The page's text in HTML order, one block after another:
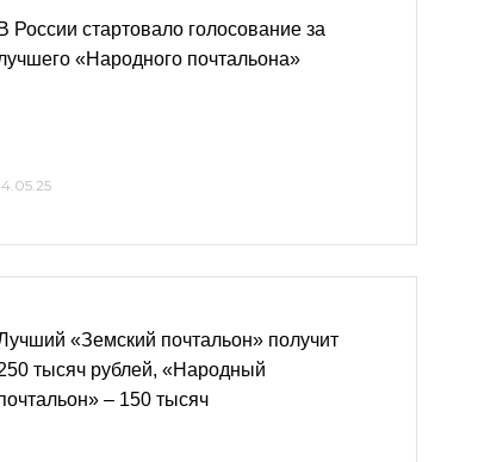
В России стартовало голосование за
«Народного почтальона»
«Земский почтальон» получит
тысяч рублей, «Народный
– 150 тысяч